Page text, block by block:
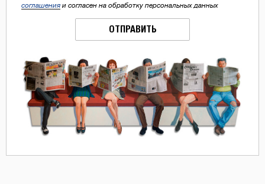
соглашения и согласен на обработку персональных данных
ОТПРАВИТЬ